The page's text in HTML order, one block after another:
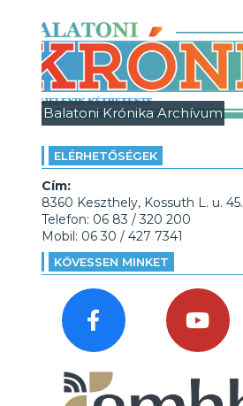
Balatoni Krónika Archívum
ELÉRHETŐSÉGEK
Cím:
8360 Keszthely, Kossuth L. u. 45.
Telefon: 06 83 / 320 200
Mobil: 06 30 / 427 7341
KÖVESSEN MINKET